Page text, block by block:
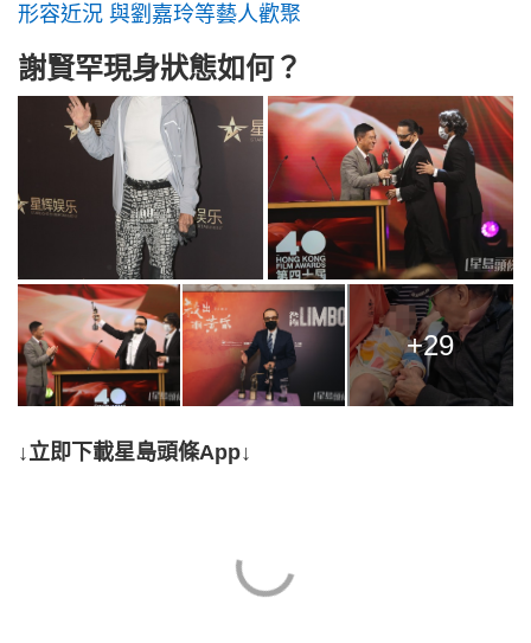
形容近況 與劉嘉玲等藝人歡聚
謝賢罕現身狀態如何？
+29
↓立即下載星島頭條App↓